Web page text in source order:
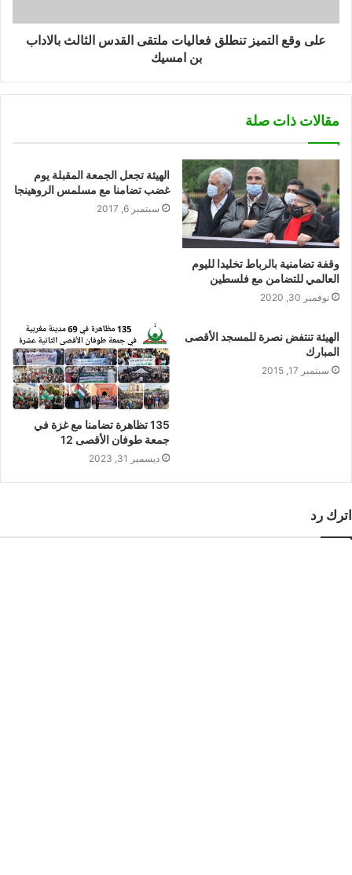
على وقع التميز تنطلق فعاليات ملتقى القدس الثالث بالاداب
بن امسيك
مقالات ذات صلة
وقفة تضامنية بالرباط تخليدا لليوم
العالمي للتضامن مع فلسطين
نوفمبر 30, 2020
الهيئة تجعل الجمعة المقبلة يوم
غضب تضامنا مع مسلمس الروهينجا
سبتمبر 6, 2017
الهيئة تنتفض نصرة للمسجد الأقصى
المبارك
سبتمبر 17, 2015
135 تظاهرة تضامنا مع غزة في
جمعة طوفان الأقصى 12
ديسمبر 31, 2023
اترك رد